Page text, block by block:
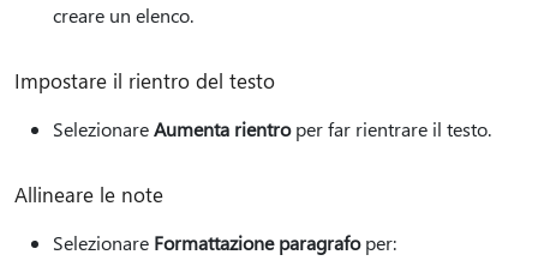
creare un elenco.
Impostare il rientro del testo
SelezionareAumenta rientroper far rientrare il testo.
Allineare le note
Selezionare Formattazione paragrafoper: